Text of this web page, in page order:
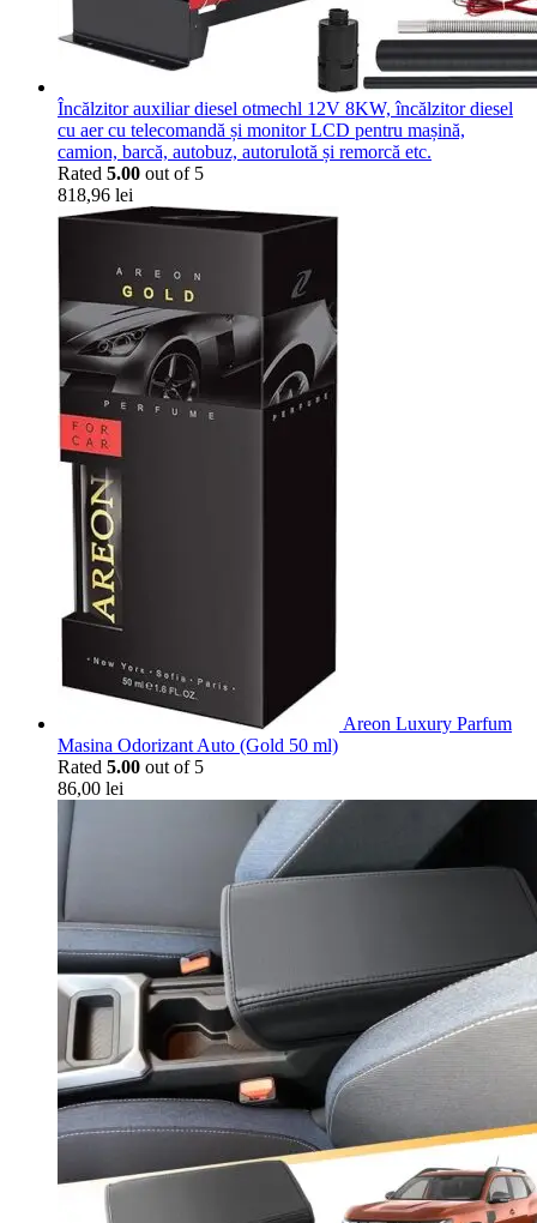
Încălzitor auxiliar diesel otmechl 12V 8KW, încălzitor diesel
cu aer cu telecomandă și monitor LCD pentru mașină,
camion, barcă, autobuz, autorulotă și remorcă etc.
Rated 5.00 out of 5
818,96 lei
Areon Luxury Parfum
Masina Odorizant Auto (Gold 50 ml)
Rated 5.00 out of 5
86,00 lei